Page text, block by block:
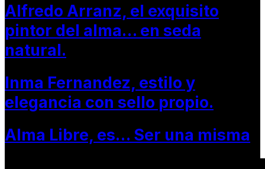
Alfredo Arranz, el exquisito
pintor del alma… en seda
natural.
Inma Fernandez, estilo y
elegancia con sello propio.
Alma Libre, es… Ser una misma